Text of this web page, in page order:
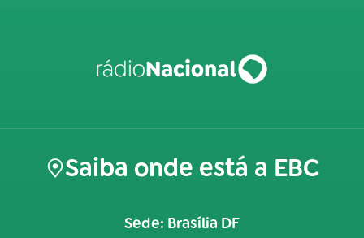
Saiba onde está a EBC
Sede: Brasília DF